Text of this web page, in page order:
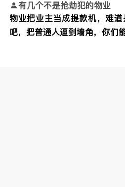
有几个不是抢劫犯的物业
物业把业主当成提款机，难
吧，把普通人逼到墙角，你们